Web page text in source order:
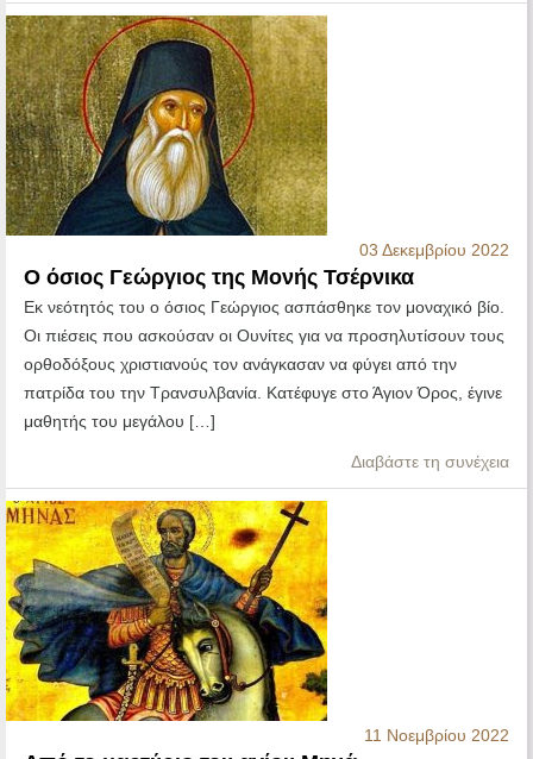
03 Δεκεμβρίου 2022
Ο όσιος Γεώργιος της Μονής Τσέρνικα
Εκ νεότητός του ο όσιος Γεώργιος ασπάσθηκε τον μοναχικό βίο.
Οι πιέσεις που ασκούσαν οι Ουνίτες για να προσηλυτίσουν τους
ορθοδόξους χριστιανούς τον ανάγκασαν να φύγει από την
πατρίδα του την Τρανσυλβανία. Κατέφυγε στο Άγιον Όρος, έγινε
μαθητής του μεγάλου […]
Διαβάστε τη συνέχεια
11 Νοεμβρίου 2022